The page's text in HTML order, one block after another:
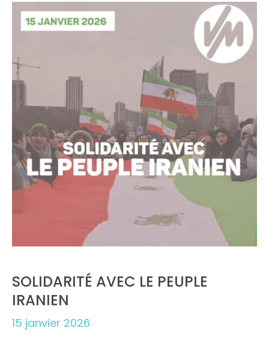
SOLIDARITÉ AVEC LE PEUPLE
IRANIEN
15 janvier 2026